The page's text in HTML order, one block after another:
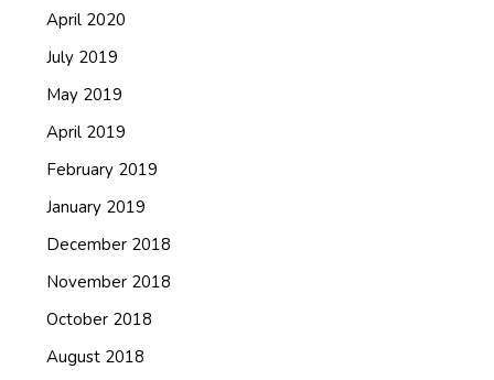
April 2020
July 2019
May 2019
April 2019
February 2019
January 2019
December 2018
November 2018
October 2018
August 2018